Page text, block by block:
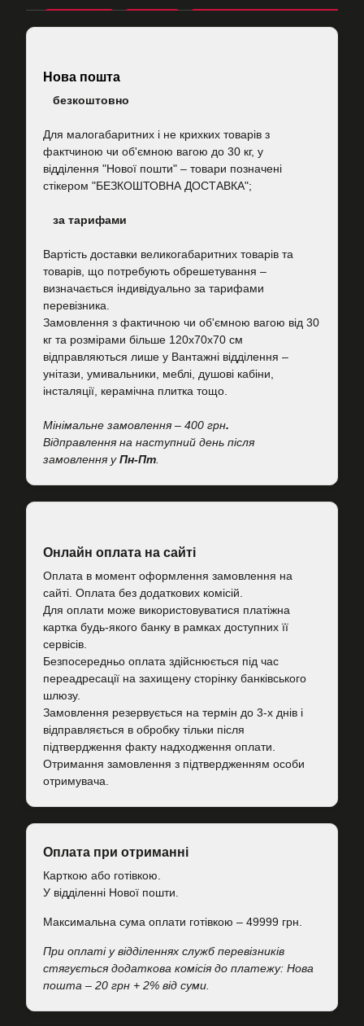
Нова пошта
безкоштовно
Для малогабаритних і не крихких товарів з
фактчиною чи об'ємною вагою до 30 кг, у
відділення "Нової пошти" – товари позначені
стікером "БЕЗКОШТОВНА ДОСТАВКА";
за тарифами
Вартість доставки великогабаритних товарів та
товарів, що потребують обрешетування –
визначається індивідуально за тарифами
перевізника.
Замовлення з фактичною чи об'ємною вагою від 30
кг та розмірами більше 120х70х70 см
відправляються лише у Вантажні відділення –
унітази, умивальники, меблі, душові кабіни,
інсталяції, керамічна плитка тощо.
Мінімальне замовлення – 400 грн.
Відправлення на наступний день після
замовлення уПн-Пт
Онлайн оплата на сайті
Оплата в момент оформлення замовлення на
сайті. Оплата без додаткових комісій.
Для оплати може використовуватися платіжна
картка будь-якого банку в рамках доступних її
сервісів.
Безпосередньо оплата здійснюється під час
переадресації на захищену сторінку банківського
шлюзу.
Замовлення резервується на термін до 3-х днів і
відправляється в обробку тільки після
підтвердження факту надходження оплати.
Отримання замовлення з підтвердженням особи
отримувача.
Оплата при отриманні
Карткою або готівкою.
У відділенні Нової пошти.
Максимальна сума оплати готівкою – 49999 грн.
При оплаті у відділеннях служб перевізників
стягується додаткова комісія до платежу: Нова
пошта – 20 грн + 2% від суми.